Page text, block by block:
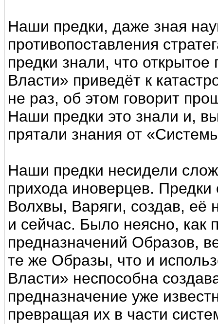
Наши предки, даже зная
противопоставления
предки знали, что
Власти» приведёт к
не раз, об этом говорит
Наши предки это знали и,
прятали знания от
Наши предки несидели
прихода иноверцев.
Волхвы, Варяги, создав, её
и сейчас. Было неясно, как
предназначений Образов,
те же Образы, что и
Власти» неспособна
предназначение уже
превращая их в части